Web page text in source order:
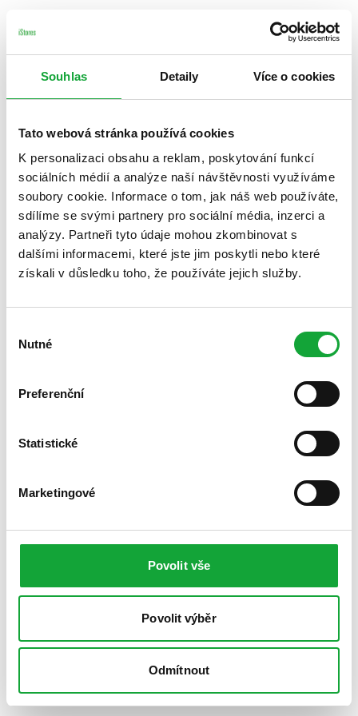
Souhlas Detaily Více o cookies
Tato webová stránka používá cookies
K personalizaci obsahu a reklam, poskytování funkcí
sociálních médií a analýze naší návštěvnosti využíváme
soubory cookie. Informace o tom, jak náš web používáte,
sdílíme se svými partnery pro sociální média, inzerci a
analýzy. Partneři tyto údaje mohou zkombinovat s
dalšími informacemi, které jste jim poskytli nebo které
získali v důsledku toho, že používáte jejich služby.
souhlasu
Nutné
Preferenční
Statistické
Marketingové
Povolit vše
Povolit výběr
Odmítnout